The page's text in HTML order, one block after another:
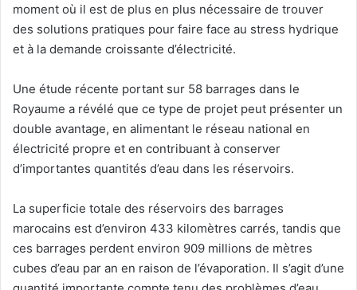
moment où il est de plus en plus nécessaire de trouver
des solutions pratiques pour faire face au stress hydrique
et à la demande croissante d’électricité.
Une étude récente portant sur 58 barrages dans le
Royaume a révélé que ce type de projet peut présenter un
double avantage, en alimentant le réseau national en
électricité propre et en contribuant à conserver
d’importantes quantités d’eau dans les réservoirs.
La superficie totale des réservoirs des barrages
marocains est d’environ 433 kilomètres carrés, tandis que
ces barrages perdent environ 909 millions de mètres
cubes d’eau par an en raison de l’évaporation. Il s’agit d’une